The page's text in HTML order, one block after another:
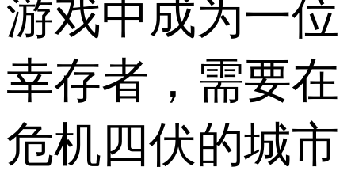
游戏中成为一位
幸存者，需要在
危机四伏的城市